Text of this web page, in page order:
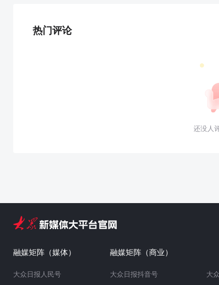
热门评论
还没人
融媒矩阵（媒体）
大众日报人民号
融媒矩阵（商业）
大众日报抖音号 大